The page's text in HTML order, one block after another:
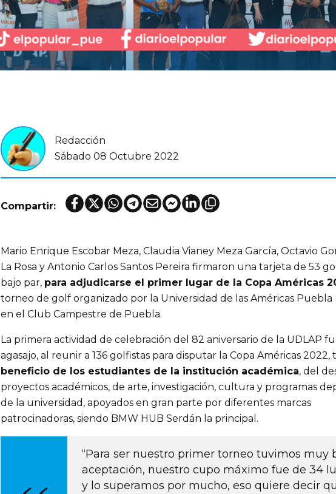
Redacción
Sábado 08 Octubre 2022
Compartir:
Mario Enrique Escobar Meza, Claudia Vianey Meza García, Octavio
La Rosa y Antonio Carlos Santos Pereira firmaron una tarjeta de 53
bajo par, para adjudicarse el primer lugar de la Copa Américas
torneo de golf organizado por la Universidad de las Américas Puebla
en el Club Campestre de Puebla.
La primera actividad de celebración del 82 aniversario de la UDLAP
agasajo, al reunir a 136 golfistas para disputar la Copa Américas 2022,
beneficio de los estudiantes de la institución académica, del
proyectos académicos, de arte, investigación, cultura y programas
de la universidad, apoyados en gran parte por diferentes marcas
patrocinadoras, siendo BMW HUB Serdán la principal.
“Para ser nuestro primer torneo tuvimos muy
aceptación, nuestro cupo máximo fue de 34
y lo superamos por mucho, eso quiere decir